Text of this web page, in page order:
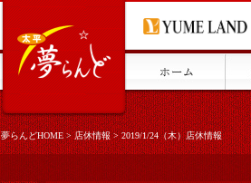
夢らんどHOME>店休情報>2019/1/24（木）店休情報